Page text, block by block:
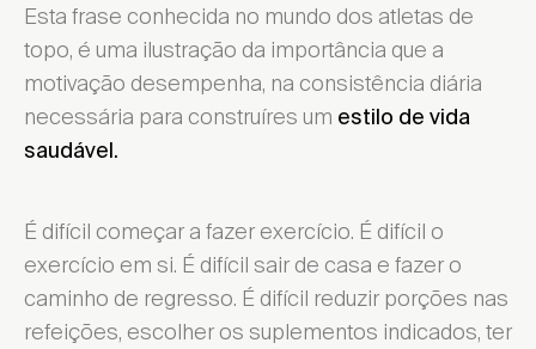
Esta frase conhecida no mundo dos atletas de
topo, é uma ilustração da importância que a
motivação desempenha, na consistência diária
necessária para construíres um estilo de vida
saudável.
É difícil começar a fazer exercício. É difícil o
exercício em si. É difícil sair de casa e fazer o
caminho de regresso. É difícil reduzir porções nas
refeições, escolher os suplementos indicados, ter